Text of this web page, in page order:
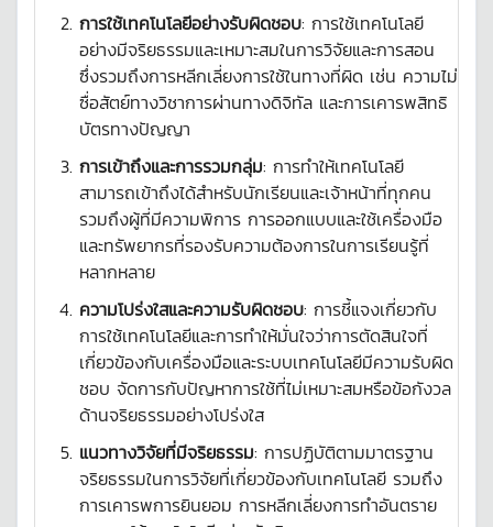
การใช้เทคโนโลยีอย่างรับผิดชอบ: การใช้เทคโนโลยี
อย่างมีจริยธรรมและเหมาะสมในการวิจัยและการสอน
ซึ่งรวมถึงการหลีกเลี่ยงการใช้ในทางที่ผิด เช่น ความไม่
ซื่อสัตย์ทางวิชาการผ่านทางดิจิทัล และการเคารพสิทธิ
บัตรทางปัญญา
การเข้าถึงและการรวมกลุ่ม: การทำให้เทคโนโลยี
สามารถเข้าถึงได้สำหรับนักเรียนและเจ้าหน้าที่ทุกคน
รวมถึงผู้ที่มีความพิการ การออกแบบและใช้เครื่องมือ
และทรัพยากรที่รองรับความต้องการในการเรียนรู้ที่
หลากหลาย
ความโปร่งใสและความรับผิดชอบ: การชี้แจงเกี่ยวกับ
การใช้เทคโนโลยีและการทำให้มั่นใจว่าการตัดสินใจที่
เกี่ยวข้องกับเครื่องมือและระบบเทคโนโลยีมีความรับผิด
ชอบ จัดการกับปัญหาการใช้ที่ไม่เหมาะสมหรือข้อกังวล
ด้านจริยธรรมอย่างโปร่งใส
แนวทางวิจัยที่มีจริยธรรม: การปฏิบัติตามมาตรฐาน
จริยธรรมในการวิจัยที่เกี่ยวข้องกับเทคโนโลยี รวมถึง
การเคารพการยินยอม การหลีกเลี่ยงการทำอันตราย